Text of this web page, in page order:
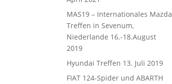
MAS19 – Internationales Mazda
Treffen in Sevenum,
Niederlande 16.-18.August
2019
Hyundai Treffen 13. Juli 2019
FIAT 124-Spider und ABARTH